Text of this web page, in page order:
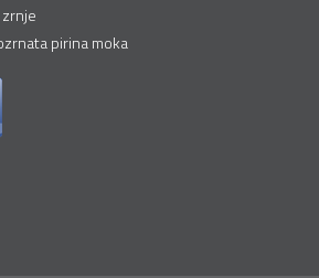
pirina moka